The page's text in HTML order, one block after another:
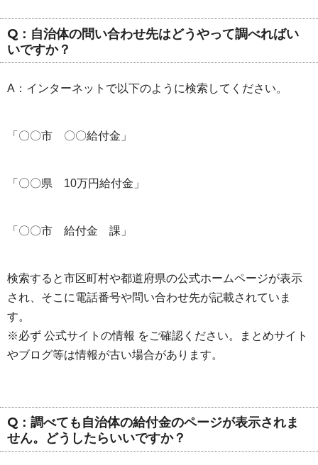
Q：自治体の問い合わせ先はどうやって調べればい
いですか？
A：インターネットで以下のように検索してください。
「〇〇市 〇〇給付金」
「〇〇県 10万円給付金」
「〇〇市 給付金 課」
検索すると市区町村や都道府県の公式ホームページが表示
され、そこに電話番号や問い合わせ先が記載されていま
す。
※必ず 公式サイトの情報 をご確認ください。まとめサイト
やブログ等は情報が古い場合があります。
Q：調べても自治体の給付金のページが表示されま
せん。どうしたらいいですか？